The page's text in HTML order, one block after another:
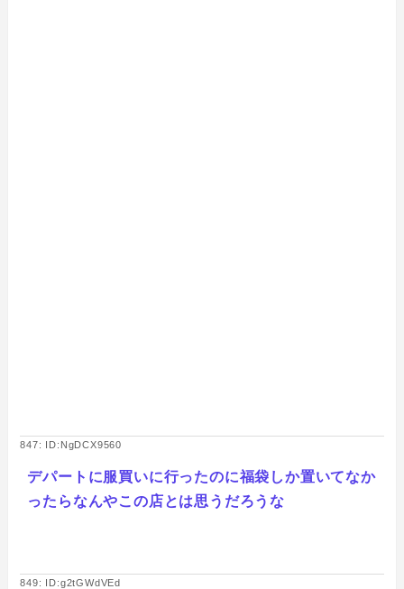
847: ID:NgDCX9560
デパートに服買いに行ったのに福袋しか置いてなか
ったらなんやこの店とは思うだろうな
849: ID:g2tGWdVEd